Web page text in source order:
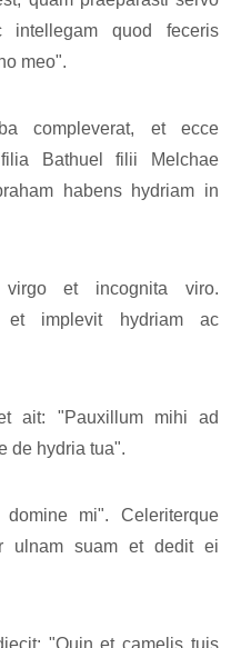
quod feceris
meo".
compleverat, et ecce
Bathuel filii Melchae
habens hydriam in
et incognita viro.
et implevit hydriam ac
ait: "Pauxillum mihi ad
de hydria tua".
mi". Celeriterque
ulnam suam et dedit ei
"Quin et camelis tuis